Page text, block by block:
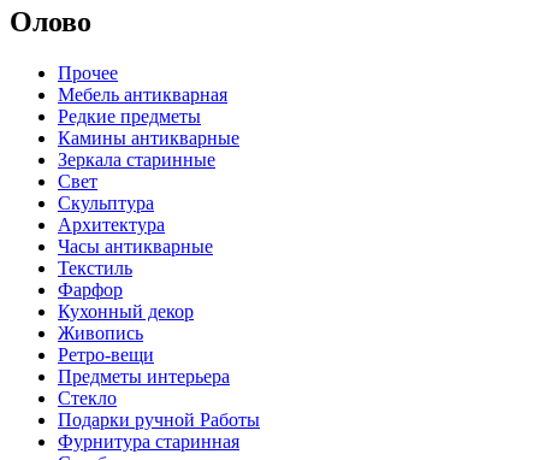
Олово
Прочее
Мебель антикварная
Редкие предметы
Камины антикварные
Зеркала старинные
Свет
Скульптура
Архитектура
Часы антикварные
Текстиль
Фарфор
Кухонный декор
Живопись
Ретро-вещи
Предметы интерьера
Стекло
Подарки ручной Работы
Фурнитура старинная